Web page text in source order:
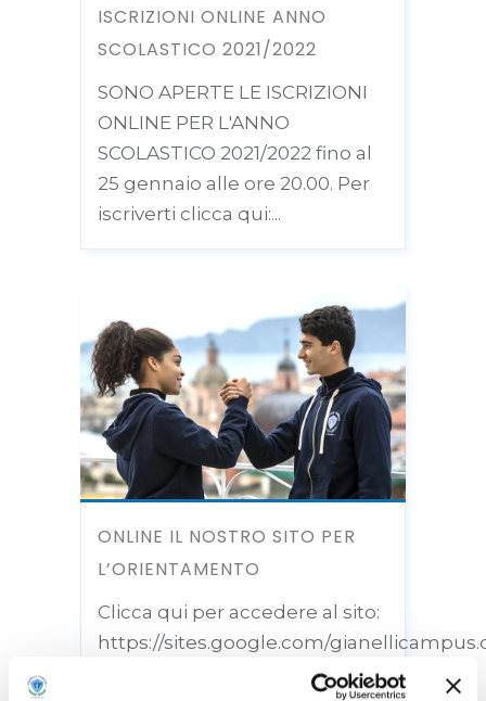
ISCRIZIONI ONLINE ANNO
SCOLASTICO 2021/2022
SONO APERTE LE ISCRIZIONI
ONLINE PER L'ANNO
SCOLASTICO 2021/2022 fino al
25 gennaio alle ore 20.00. Per
iscriverti clicca qui:...
ONLINE IL NOSTRO SITO PER
L’ORIENTAMENTO
Clicca qui per accedere al sito:
https://sites.google.com/
All'interno del sito si potrà: